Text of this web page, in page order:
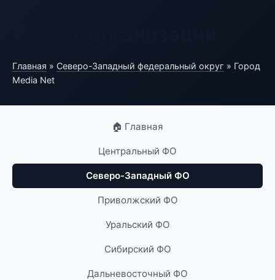
Главная » Северо-Западный федеральный округ » Город
Media Net
🏠 Главная
Центральный ФО
Северо-Западный ФО
Приволжский ФО
Уральский ФО
Сибирский ФО
Дальневосточный ФО